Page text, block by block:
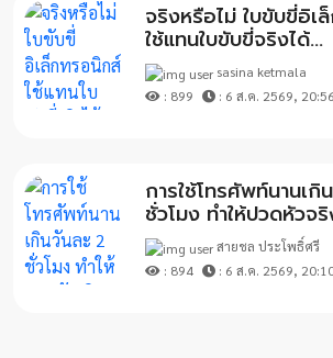
จริงหรือไม่ ใบขับขี่อิเ
ใช้แทนใบขับขี่จริงได้...
sasina ketmala
: 899
: 6 ส.ค. 2569, 20:56
การใช้โทรศัพท์นานเกิ
ชั่วโมง ทำให้ปวดหัวจริ
สายชล ประโพธิ์ศรี
: 894
: 6 ส.ค. 2569,